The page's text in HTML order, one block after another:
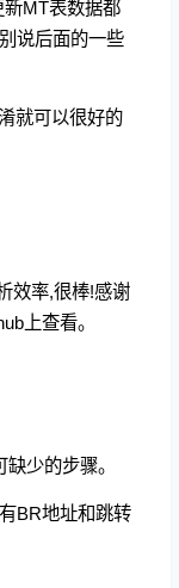
新MT表数据都
说后面的一些
就可以很好的
效率,很棒!感谢
上查看。
少的步骤。
BR地址和跳转